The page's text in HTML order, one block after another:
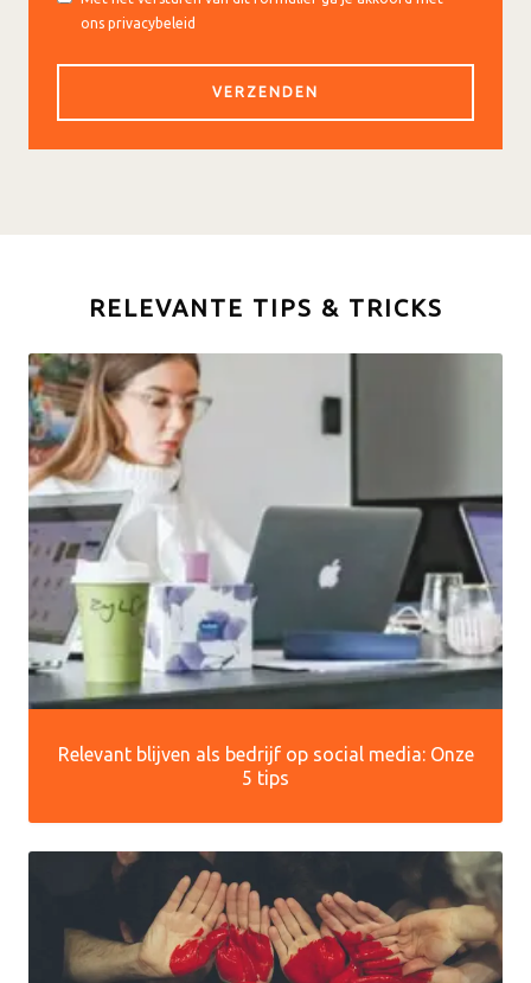
ons privacybeleid
RELEVANTE TIPS & TRICKS
Relevant blijven als bedrijf op social media: Onze
5 tips